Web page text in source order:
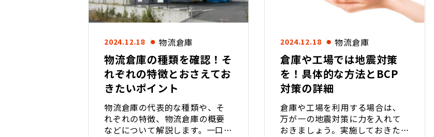
2024.12.18 物流倉庫
物流倉庫の種類を確認！そ
れぞれの特徴とおさえてお
きたいポイント
物流倉庫の代表的な種類や、そ
れぞれの特徴、物流倉庫の概要
などについて解説します。一口に
2024.12.18 物流倉庫
倉庫や工場では地震対策
を！具体的な方法とBCP
対策の詳細
倉庫や工場を利用する場合は、
万が一の地震対策に力を入れて
おきましょう。実施しておきたい